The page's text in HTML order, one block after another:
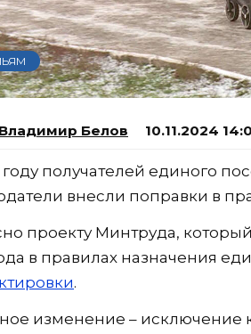
Владимир Белов 10.11.2024
году получателей единого
внесли поправки в
проекту Минтруда,
в правилах назначения
.
изменение – исключение